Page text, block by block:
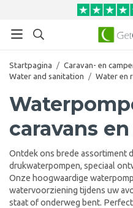
Startpagina / Caravan- en
Water and sanitation
/ Water en
caravans
Ontdek ons brede assortiment
drukwaterpompen, speciaal
Onze hoogwaardige
watervoorziening tijdens uw
staat of onderweg bent.